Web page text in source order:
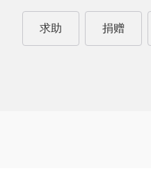
捐赠
求助